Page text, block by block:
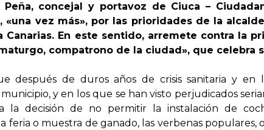
Peña, concejal y portavoz de Ciuca –
«una vez más», por las prioridades de la
Canarias. En este sentido, arremete contra la
compatrono de la ciudad», que celebra
después de duros años de crisis sanitaria y
y en los que se han visto perjudicados
la decisión de no permitir la instalación de
feria o muestra de ganado, las verbenas populares,